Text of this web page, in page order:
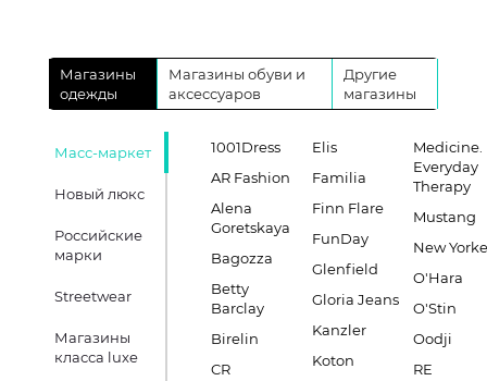
Магазины
одежды
Магазины обуви и
аксессуаров
Другие
магазины
Масс-маркет
Новый люкс
Российские
марки
Streetwear
Магазины
класса luxe
1001Dress
AR Fashion
Alena
Goretskaya
Bagozza
Betty
Barclay
Birelin
CR
Elis
Familia
Finn Flare
FunDay
Glenfield
Gloria Jeans
Kanzler
Koton
Medicine.
Everyday
Therapy
Mustang
New
O'Hara
O'Stin
Oodji
RE